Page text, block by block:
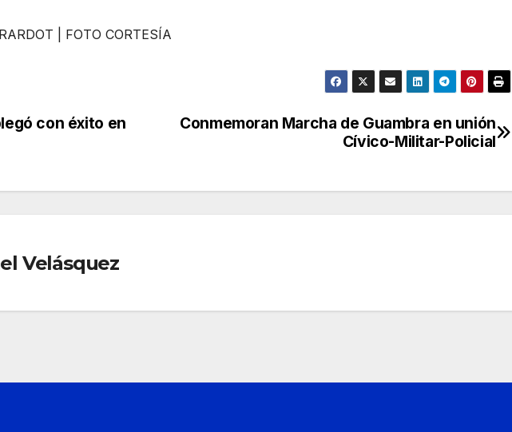
| FOTO CORTESÍA
Conmemoran Marcha de Guambra en unión
Cívico-Militar-Policial
con éxito en
Velásquez